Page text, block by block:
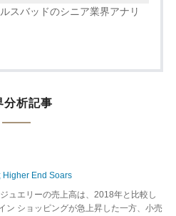
スバッドのシニア業界アナリ
分析記事
Higher End Soars
ュエリーの売上高は、2018年と比較し
ン ショッピングが急上昇した一方、小売